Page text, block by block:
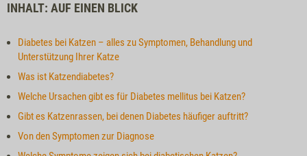
INHALT: AUF EINEN BLICK
Diabetes bei Katzen – alles zu Symptomen, Behandlung und
Unterstützung Ihrer Katze
Was ist Katzendiabetes?
Welche Ursachen gibt es für Diabetes mellitus bei Katzen?
Gibt es Katzenrassen, bei denen Diabetes häufiger auftritt?
Von den Symptomen zur Diagnose